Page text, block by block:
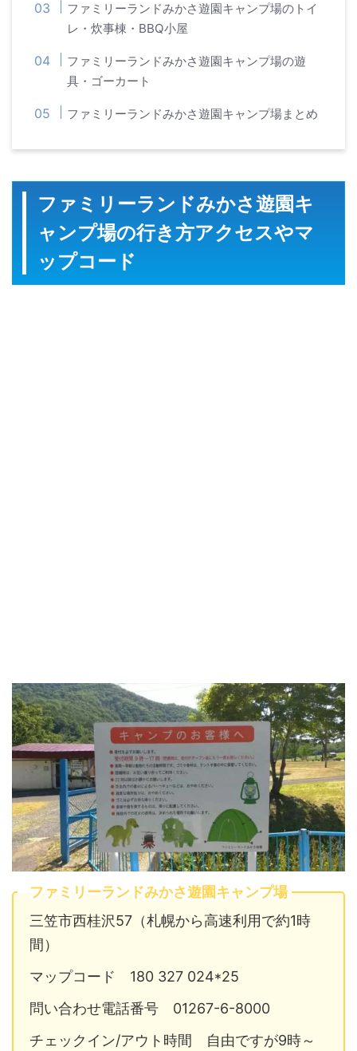
ファミリーランドみかさ遊園キャンプ場のトイ
レ・炊事棟・BBQ小屋
ファミリーランドみかさ遊園キャンプ場の遊
具・ゴーカート
ファミリーランドみかさ遊園キャンプ場まとめ
ファミリーランドみかさ遊園キ
ャンプ場の行き方アクセスやマ
ップコード
ファミリーランドみかさ遊園キャンプ場
三笠市西桂沢57（札幌から高速利用で約1時
間）
マップコード 180 327 024*25
問い合わせ電話番号 01267-6-8000
チェックイン/アウト時間 自由ですが9時～